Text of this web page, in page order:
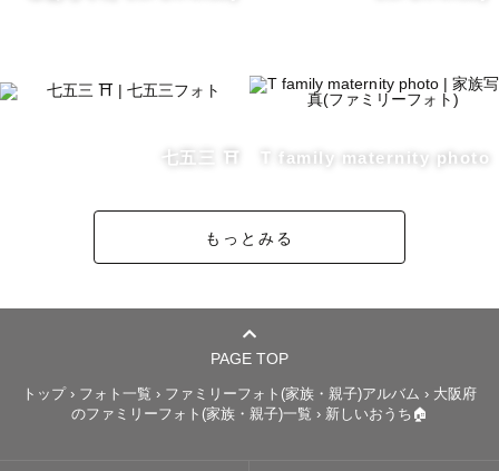
七五三 ⛩️ T family maternity photo
もっとみる
PAGE TOP
トップ › フォト一覧 › ファミリーフォト(家族・親子)アルバム › 大阪府
のファミリーフォト(家族・親子)一覧 › 新しいおうち🏠